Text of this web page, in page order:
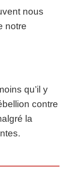
nous
notre
qu’il y
contre
la